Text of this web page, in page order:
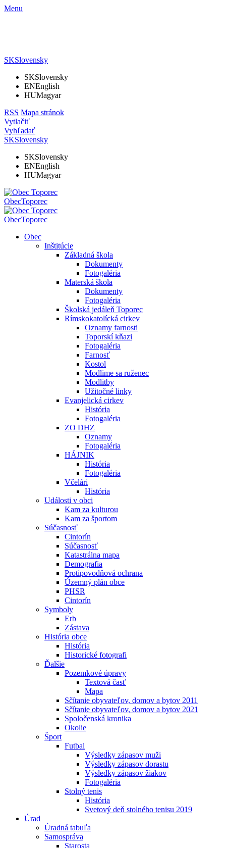
Menu
SKSlovensky
SKSlovensky
ENEnglish
HUMagyar
RSS Mapa stránok
Vytlačiť
Vyhľadať
SKSlovensky
SKSlovensky
ENEnglish
HUMagyar
ObecToporec
ObecToporec
Obec
Inštitúcie
Základná škola
Dokumenty
Fotogaléria
Materská škola
Dokumenty
Fotogaléria
Školská jedáleň Toporec
Rímskokatolícká cirkev
Oznamy farnosti
Toporskí kňazi
Fotogaléria
Farnosť
Kostol
Modlime sa ruženec
Modlitby
Užitočné linky
Evanjelická cirkev
História
Fotogaléria
ZO DHZ
Oznamy
Fotogaléria
HÁJNIK
História
Fotogaléria
Včelári
História
Události v obci
Kam za kulturou
Kam za športom
Súčasnosť
Cintorín
Súčasnosť
Katastrálna mapa
Demografia
Protipovodňová ochrana
Územný plán obce
PHSR
Cintorín
Symboly
Erb
Zástava
História obce
História
Historické fotografi
Ďalšie
Pozemkové úpravy
Textová časť
Mapa
Sčítanie obyvateľov, domov a bytov 2011
Sčítanie obyvateľov, domov a bytov 2021
Spoločenská kronika
Okolie
Šport
Futbal
Výsledky zápasov muži
Výsledky zápasov dorastu
Výsledky zápasov žiakov
Fotogaléria
Stolný tenis
História
Svetový deň stolného tenisu 2019
Úrad
Úradná tabuľa
Samospráva
Starosta